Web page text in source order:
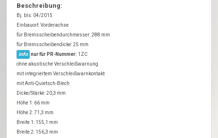
Beschreibung:
Bj. bis: 04/2015
Einbauort: Vorderachse
für Bremsscheibendurchmesser: 288 mm
für Bremsscheibendicke: 25 mm
info nur für PR-Nummer: 1ZC
ohne akustische Verschleißwarnung
mit integriertem Verschleißwarnkontakt
mit Anti-Quietsch-Blech
Dicke/Stärke: 20,3 mm
Höhe 1: 66 mm
Höhe 2: 71,3 mm
Breite 1: 155,1 mm
Breite 2: 156,3 mm